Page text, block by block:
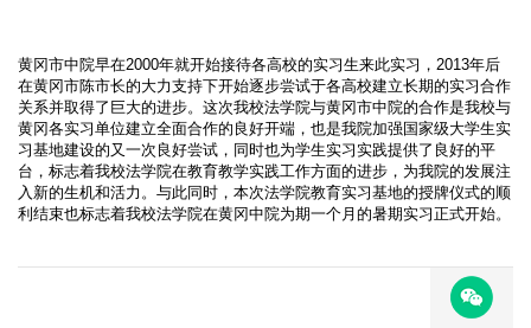
黄冈市中院早在2000年就开始接待各高校的实习生来此实习，2013年后
在黄冈市陈市长的大力支持下开始逐步尝试于各高校建立长期的实习合作
关系并取得了巨大的进步。这次我校法学院与黄冈市中院的合作是我校与
黄冈各实习单位建立全面合作的良好开端，也是我院加强国家级大学生实
习基地建设的又一次良好尝试，同时也为学生实习实践提供了良好的平
台，标志着我校法学院在教育教学实践工作方面的进步，为我院的发展注
入新的生机和活力。与此同时，本次法学院教育实习基地的授牌仪式的顺
利结束也标志着我校法学院在黄冈中院为期一个月的暑期实习正式开始。